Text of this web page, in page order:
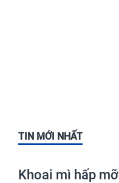
TIN MỚI NHẤT
Khoai mì hấp mỡ